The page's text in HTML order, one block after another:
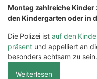
Montag zahlreiche Kinder
den Kindergarten oder in
Die Polizei ist auf den
präsent und appelliert an
besonders achtsam zu sein.
Weiterlesen